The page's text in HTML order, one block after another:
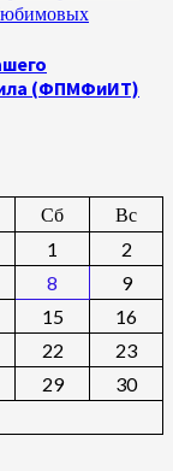
(ФПМФиИТ)
Сб
Вс
1
2
8
9
15
16
22
23
29
30